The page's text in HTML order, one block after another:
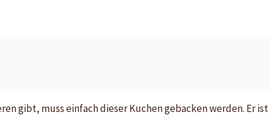
gibt, muss einfach dieser Kuchen gebacken werden. Er